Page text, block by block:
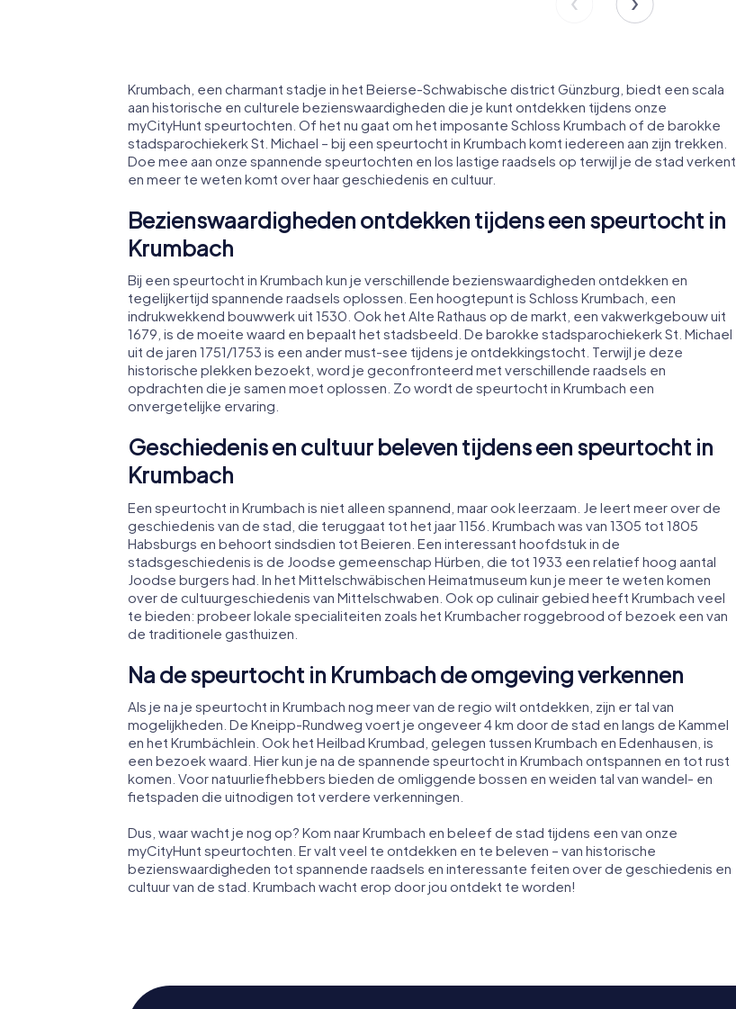
Krumbach, een charmant stadje in het Beierse-Schwabische district Günzburg, biedt een scala
aan historische en culturele bezienswaardigheden die je kunt ontdekken tijdens onze
myCityHunt speurtochten. Of het nu gaat om het imposante Schloss Krumbach of de barokke
stadsparochiekerk St. Michael – bij een speurtocht in Krumbach komt iedereen aan zijn trekken.
Doe mee aan onze spannende speurtochten en los lastige raadsels op terwijl je de stad verkent
en meer te weten komt over haar geschiedenis en cultuur.
Bezienswaardigheden ontdekken tijdens een speurtocht in
Krumbach
Bij een speurtocht in Krumbach kun je verschillende bezienswaardigheden ontdekken en
tegelijkertijd spannende raadsels oplossen. Een hoogtepunt is Schloss Krumbach, een
indrukwekkend bouwwerk uit 1530. Ook het Alte Rathaus op de markt, een vakwerkgebouw uit
1679, is de moeite waard en bepaalt het stadsbeeld. De barokke stadsparochiekerk St. Michael
uit de jaren 1751/1753 is een ander must-see tijdens je ontdekkingstocht. Terwijl je deze
historische plekken bezoekt, word je geconfronteerd met verschillende raadsels en
opdrachten die je samen moet oplossen. Zo wordt de speurtocht in Krumbach een
onvergetelijke ervaring.
Geschiedenis en cultuur beleven tijdens een speurtocht in
Krumbach
Een speurtocht in Krumbach is niet alleen spannend, maar ook leerzaam. Je leert meer over de
geschiedenis van de stad, die teruggaat tot het jaar 1156. Krumbach was van 1305 tot 1805
Habsburgs en behoort sindsdien tot Beieren. Een interessant hoofdstuk in de
stadsgeschiedenis is de Joodse gemeenschap Hürben, die tot 1933 een relatief hoog aantal
Joodse burgers had. In het Mittelschwäbischen Heimatmuseum kun je meer te weten komen
over de cultuurgeschiedenis van Mittelschwaben. Ook op culinair gebied heeft Krumbach veel
te bieden: probeer lokale specialiteiten zoals het Krumbacher roggebrood of bezoek een van
de traditionele gasthuizen.
Na de speurtocht in Krumbach de omgeving verkennen
Als je na je speurtocht in Krumbach nog meer van de regio wilt ontdekken, zijn er tal van
mogelijkheden. De Kneipp-Rundweg voert je ongeveer 4 km door de stad en langs de Kammel
en het Krumbächlein. Ook het Heilbad Krumbad, gelegen tussen Krumbach en Edenhausen, is
een bezoek waard. Hier kun je na de spannende speurtocht in Krumbach ontspannen en tot rust
komen. Voor natuurliefhebbers bieden de omliggende bossen en weiden tal van wandel- en
fietspaden die uitnodigen tot verdere verkenningen.
Dus, waar wacht je nog op? Kom naar Krumbach en beleef de stad tijdens een van onze
myCityHunt speurtochten. Er valt veel te ontdekken en te beleven – van historische
bezienswaardigheden tot spannende raadsels en interessante feiten over de geschiedenis en
cultuur van de stad. Krumbach wacht erop door jou ontdekt te worden!